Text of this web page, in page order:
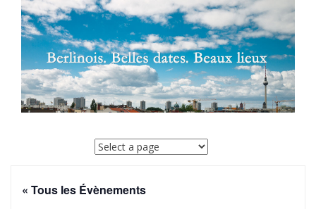
« Tous les Évènements